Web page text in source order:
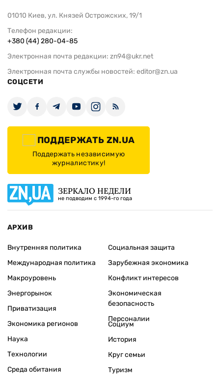
01010 Киев, ул. Князей Острожских, 19/1
Телефон редакции:
+380 (44) 280-04-85
Электронная почта редакции: zn94@ukr.net
Электронная почта службы новостей: editor@zn.ua
СОЦСЕТИ
ПОДДЕРЖАТЬ ZN.UA
Поддержать независимую
журналистику!
ЗЕРКАЛО НЕДЕЛИ
не подводим с 1994-го года
АРХИВ
Внутренняя политика
Международная политика
Макроуровень
Энергорынок
Приватизация
Экономика регионов
Социальная защита
Зарубежная экономика
Конфликт интересов
Экономическая
безопасность
Персоналии
Наука
Технологии
Среда обитания
Социум
История
Круг семьи
Туризм